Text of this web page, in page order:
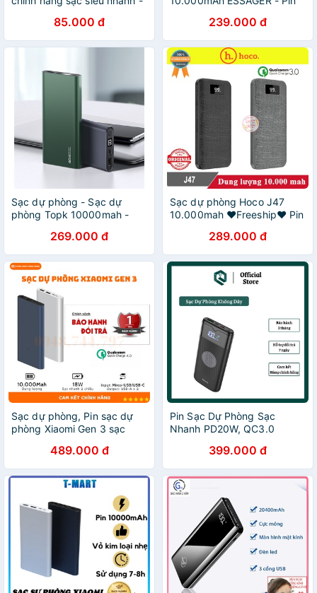
85.000 đ
Samsung, Xiaomi, Huawei
239.000 đ
Sạc dự phòng - Sạc dự
phòng Topk 10000mah -
qua cổng type-C
269.000 đ
Sạc dự phòng Hoco J47
10.000mah ♥️Freeship♥️ Pin
nhanh 3.0289.000 đ
Sạc dự phòng, Pin sạc dự
phòng Xiaomi Gen 3 sạc
10000mAh489.000 đ
Pin Sạc Dự Phòng Sạc
Nhanh PD20W, QC3.0
Phòng Không Dây Tiện Lợi
399.000 đ